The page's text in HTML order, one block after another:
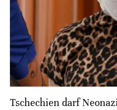
Tschechien darf